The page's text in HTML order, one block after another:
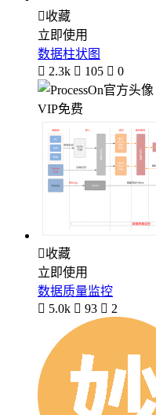
收藏
立即使用
数据柱状图
 2.3k  105  0
VIP免费
收藏
立即使用
数据质量监控
 5.0k  93  2